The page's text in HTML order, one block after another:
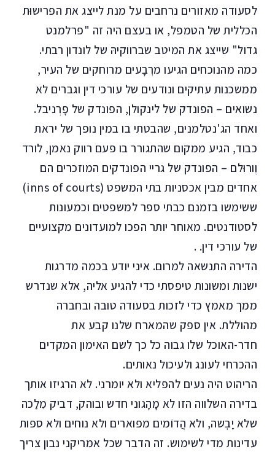
לסעודה מאזורים נרחבים על מנת לייצג את הפרישוּת
הכללית של הטמפל, או בעצם היה זה "פרלמנט
גדול" שייצג את המיטב שברווקיהּ של לונדון רבתי.
כמה מהנוכחים הגיעו מרְבָעים מרוחקים של העיר,
ממשכנות עתיקים ונודעים של עורכי דין וגברים לא
נשואים – הפונדק של לינקולן, הפונדק של פָרְניבל.
ואחד הג'נטלמנים, שהבטתי בו במין נופך של יראת
כבוד, הגיע ממקום שהתגורר בו פעם רווק נאמן, לורד
וֶורוּלם – הפונדק של גריי הפונדקים המוזכרים הם
אחדים מבין אכסניות בתי המשפט (inns of courts)
ששימשו בזמנם כבתי ספר למשפטים וכמעונות
לסטודנטים. מאוחר יותר הפכו למועדונים מקצועיים
של עורכי דין. .
הדירה התנשאה למרום. איני יודע בכמה מדרגות
ישנות ומשונות טיפסתי כדי להגיע אליה, אלא שנדרש
ממך מאמץ כדי לזכות בסעודה טובה ובחברה
מהוללת. אין ספק שהמארח שלנו קבע את
חדר-האוכל שלו גבוה כל כך לשם האימון המקדים
ההכרחי לעונג ולעיכול נאותים.
הריהוט היה נעים להפליא ולא יומרני. לא הרגיזו אותך
בדירה השלווה הזו לא מָהָגוני חדש ובוהק, דביק מִלַכה
שלא יָבְשה, ולא הֲדוֹמים מפוארים ולא נוחים ולא ספות
עדינות מדי לשימוש. זה הדבר שכל אמריקני נבון צריך